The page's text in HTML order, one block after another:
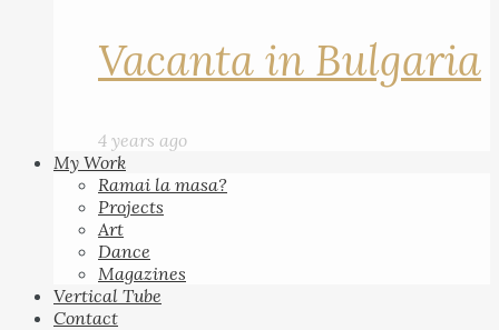
Vacanta in Bulgaria
4 years ago
My Work
Ramai la masa?
Projects
Art
Dance
Magazines
Vertical Tube
Contact